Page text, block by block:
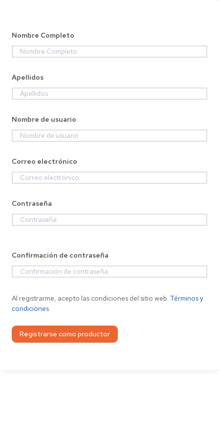
Nombre Completo
Apellidos
Nombre de usuario
Correo electrónico
Contraseña
Confirmación de contraseña
Al registrarme, acepto las condiciones del sitio web. Términos y
condiciones
Registrarse como productor